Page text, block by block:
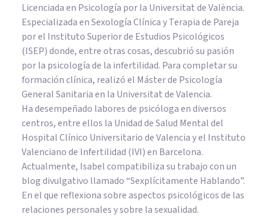
Licenciada en Psicología por la Universitat de València.
Especializada en Sexología Clínica y Terapia de Pareja
por el Instituto Superior de Estudios Psicológicos
(ISEP) donde, entre otras cosas, descubrió su pasión
por la psicología de la infertilidad. Para completar su
formación clínica, realizó el Máster de Psicología
General Sanitaria en la Universitat de Valencia.
Ha desempeñado labores de psicóloga en diversos
centros, entre ellos la Unidad de Salud Mental del
Hospital Clínico Universitario de Valencia y el Instituto
Valenciano de Infertilidad (IVI) en Barcelona.
Actualmente, Isabel compatibiliza su trabajo con un
blog divulgativo llamado “Sexplícitamente Hablando”.
En el que reflexiona sobre aspectos psicológicos de las
relaciones personales y sobre la sexualidad.